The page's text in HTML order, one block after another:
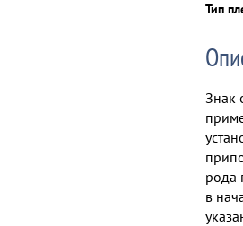
Тип
Знак
рода
в